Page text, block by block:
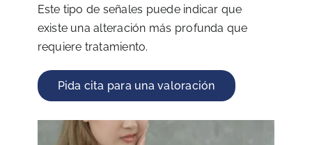
Este tipo de señales puede indicar que
existe una alteración más profunda que
requiere tratamiento.
Pida cita para una valoración